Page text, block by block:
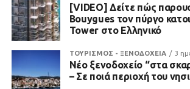
[VIDEO] Δείτε πώς
Bouygues τον πύργο
Tower στο Ελληνικό
ΤΟΥΡΙΣΜΟΣ - ΞΕΝΟΔΟΧΕΙΑ 3
Νέο ξενοδοχείο “στα
– Σε ποιά περιοχή του